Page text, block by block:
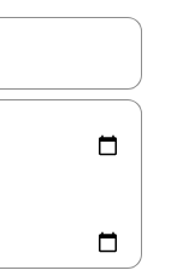
flèches vers le